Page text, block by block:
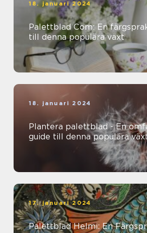
18. januari 2024
Palettblad Com: En
till denna populära växt
18. januari 2024
Plantera palettblad - En
guide till denna populära
17. januari 2024
Palettblad Helmi: En